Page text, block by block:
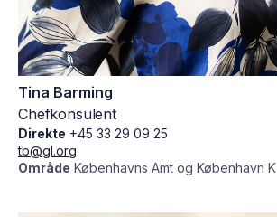
Tina Barming
Chefkonsulent
Direkte +45 33 29 09 25
tb@gl.org
Område Københavns Amt og København K